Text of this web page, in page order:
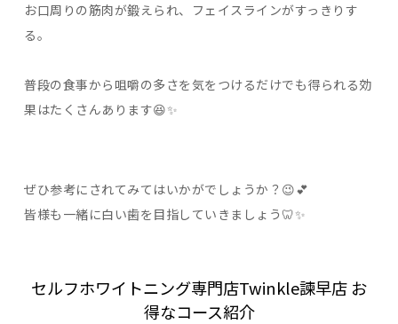
お口周りの筋肉が鍛えられ、フェイスラインがすっきりす
る。
普段の食事から咀嚼の多さを気をつけるだけでも得られる効
果はたくさんあります😆✨
ぜひ参考にされてみてはいかがでしょうか？😉💕
皆様も一緒に白い歯を目指していきましょう🦷✨
セルフホワイトニング専門店Twinkle諫早店 お
得なコース紹介